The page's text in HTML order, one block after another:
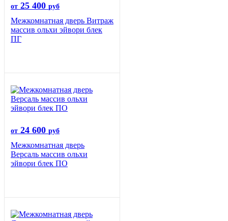
от 25 400 руб
Межкомнатная дверь Витраж
массив ольхи эйвори блек
ПГ
от 24 600 руб
Межкомнатная дверь
Версаль массив ольхи
эйвори блек ПО